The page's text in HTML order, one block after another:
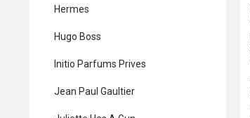
Hermes
Hugo Boss
Initio Parfums Prives
Jean Paul Gaultier